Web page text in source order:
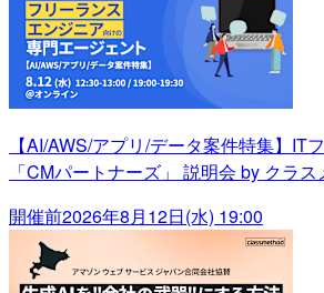
【AI/AWS/アプリ/データ案件特集】IT
「CMパートナーズ」 説明会 by クラス
開催前2026年8月12日(水) 19:00